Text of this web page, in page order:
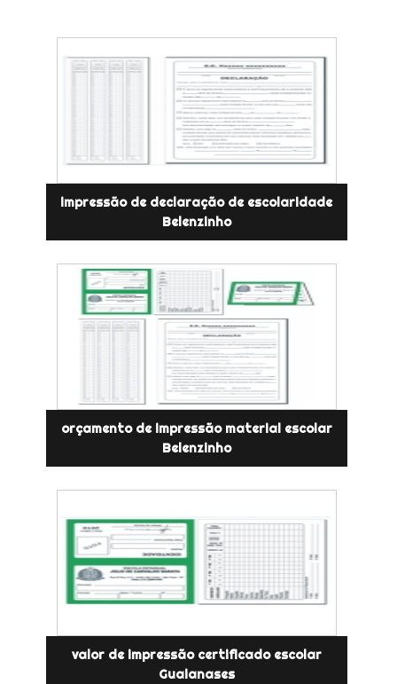
impressão de declaração de escolaridade
Belenzinho
orçamento de impressão material escolar
Belenzinho
valor de impressão certificado escolar
Guaianases